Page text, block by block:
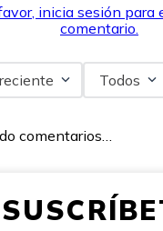
inicia sesión para
comentario.
Todos
comentarios…